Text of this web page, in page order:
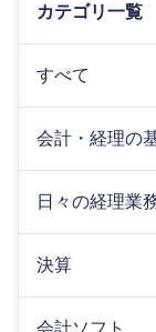
カテゴリ一覧
すべて
会計・経理の
日々の経理業
決算
会計ソフト